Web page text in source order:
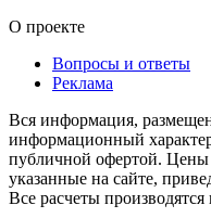
О проекте
Вопросы и ответы
Реклама
Вся информация,
информационный
публичной офертой.
указанные на сайте,
Все расчеты